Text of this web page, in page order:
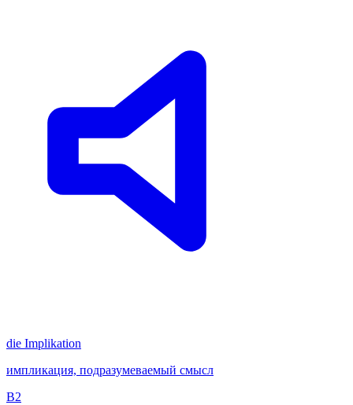
die Implikation
импликация, подразумеваемый смысл
B2